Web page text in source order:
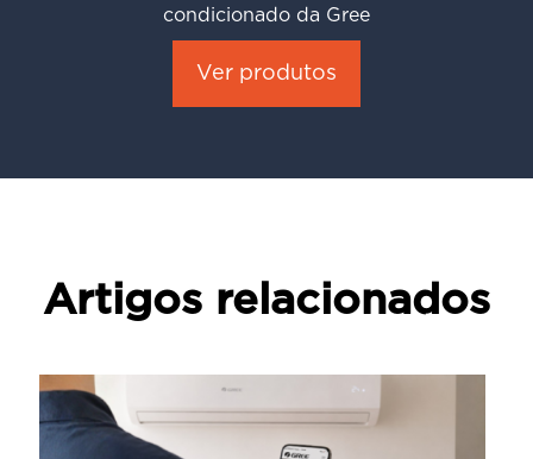
condicionado da Gree
Ver produtos
Artigos relacionados